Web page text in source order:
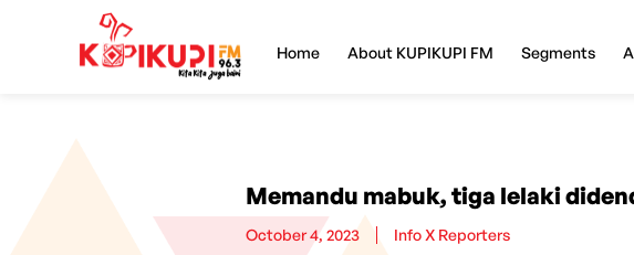
Home About KUPIKUPI FM Segments
Memandu mabuk, tiga lelaki
October 4, 2023 Info X Reporters